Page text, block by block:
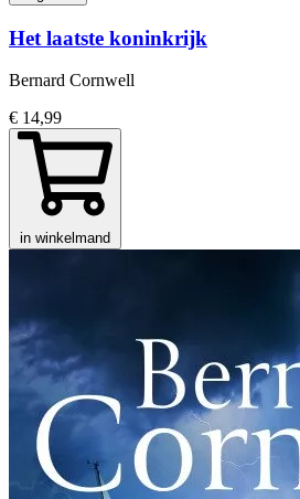
Het laatste koninkrijk
Bernard Cornwell
€ 14,99
in winkelmand